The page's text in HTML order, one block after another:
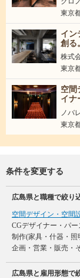
東京
イン
創る
株式
東京
空間
イナ
業
ノバ
東京
条件を変更する
広島県と職種で絞り
空間デザイン・空間
CGデザイナー・パ
制作(家具・什器・照
企画・営業・販売・
広島県と雇用形態で